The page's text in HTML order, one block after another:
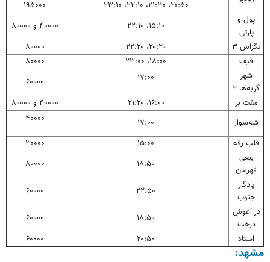
۲۰:۵۰، ۲۱:۳۰، ۲۲:۱۰، ۲۳:۱۰
۱۹۵۰۰۰
پول و
پارتی
۱۵:۱۰، ۲۲:۱۰
۴۰۰۰۰ و ۸۰۰۰۰
تگزاس ۳
۲۰:۲۰، ۲۲:۲۰
۸۰۰۰۰
قیف
۱۸:۰۰، ۲۳:۰۰
۸۰۰۰۰
شهر
گربه‌ها ۲
۱۷:۰۰
۶۰۰۰۰
مفت بر
۱۶:۰۰، ۲۱:۲۰
۴۰۰۰۰ و ۸۰۰۰۰
شه‌سوار
۱۷:۰۰ ۴۰۰۰۰
قلب رقه ۱۵:۰۰
۳۰۰۰۰
ببعی
قهرمان
۱۸:۵۰
۸۰۰۰۰
یادگار
جنوب
۲۲:۵۰
۶۰۰۰۰
در آغوش
درخت
۱۸:۵۰
۶۰۰۰۰
استاد
۲۰:۵۰ ۶۰۰۰۰
مشهد: